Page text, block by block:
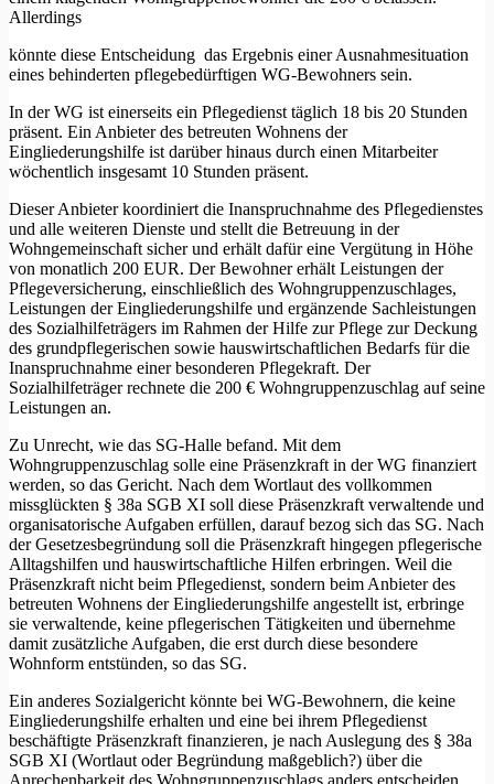
Allerdings
könnte diese Entscheidung das Ergebnis einer Ausnahmesituation
eines behinderten pflegebedürftigen WG-Bewohners sein.
In der WG ist einerseits ein Pflegedienst täglich 18 bis 20 Stunden
präsent. Ein Anbieter des betreuten Wohnens der
Eingliederungshilfe ist darüber hinaus durch einen Mitarbeiter
wöchentlich insgesamt 10 Stunden präsent.
Dieser Anbieter koordiniert die Inanspruchnahme des Pflegedienstes
und alle weiteren Dienste und stellt die Betreuung in der
Wohngemeinschaft sicher und erhält dafür eine Vergütung in Höhe
von monatlich 200 EUR. Der Bewohner erhält Leistungen der
Pflegeversicherung, einschließlich des Wohngruppenzuschlages,
Leistungen der Eingliederungshilfe und ergänzende Sachleistungen
des Sozialhilfeträgers im Rahmen der Hilfe zur Pflege zur Deckung
des grundpflegerischen sowie hauswirtschaftlichen Bedarfs für die
Inanspruchnahme einer besonderen Pflegekraft. Der
Sozialhilfeträger rechnete die 200 € Wohngruppenzuschlag auf seine
Leistungen an.
Zu Unrecht, wie das SG-Halle befand. Mit dem
Wohngruppenzuschlag solle eine Präsenzkraft in der WG finanziert
werden, so das Gericht. Nach dem Wortlaut des vollkommen
missglückten § 38a SGB XI soll diese Präsenzkraft verwaltende und
organisatorische Aufgaben erfüllen, darauf bezog sich das SG. Nach
der Gesetzesbegründung soll die Präsenzkraft hingegen pflegerische
Alltagshilfen und hauswirtschaftliche Hilfen erbringen. Weil die
Präsenzkraft nicht beim Pflegedienst, sondern beim Anbieter des
betreuten Wohnens der Eingliederungshilfe angestellt ist, erbringe
sie verwaltende, keine pflegerischen Tätigkeiten und übernehme
damit zusätzliche Aufgaben, die erst durch diese besondere
Wohnform entstünden, so das SG.
Ein anderes Sozialgericht könnte bei WG-Bewohnern, die keine
Eingliederungshilfe erhalten und eine bei ihrem Pflegedienst
beschäftigte Präsenzkraft finanzieren, je nach Auslegung des § 38a
SGB XI (Wortlaut oder Begründung maßgeblich?) über die
Anrechenbarkeit des Wohngruppenzuschlags anders entscheiden.